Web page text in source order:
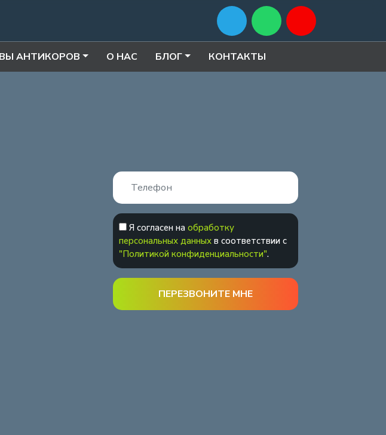
АНТИКОРОВ О НАС БЛОГ КОНТАКТЫ
Я согласен на обработку
персональных данных в соответствии с
"Политикой конфиденциальности".